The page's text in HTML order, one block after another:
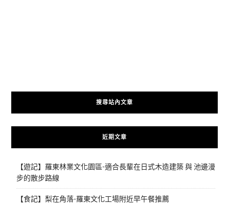
搜尋站內文章
近期文章
【遊記】羅東林業文化園區-適合長輩在日式木造建築 與 池邊漫
步的散步路線
【食記】梨在角落-羅東文化工場附近早午餐推薦